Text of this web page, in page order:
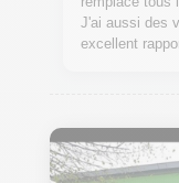
J'ai aussi des
excellent